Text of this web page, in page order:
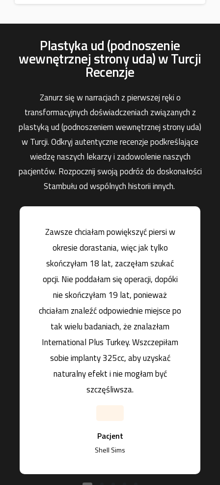
Plastyka ud (podnoszenie
wewnętrznej strony uda) w Turcji
Recenzje
Zanurz się w narracjach z pierwszej ręki o
transformacyjnych doświadczeniach związanych z
plastyką ud (podnoszeniem wewnętrznej strony uda)
w Turcji. Odkryj autentyczne recenzje podkreślające
wiedzę naszych lekarzy i zadowolenie naszych
pacjentów. Rozpocznij swoją podróż do doskonałości
Stambułu od wspólnych historii innych.
Zawsze chciałam powiększyć piersi w
okresie dorastania, więc jak tylko
skończyłam 18 lat, zaczęłam szukać
opcji. Nie poddałam się operacji, dopóki
nie skończyłam 19 lat, ponieważ
chciałam znaleźć odpowiednie miejsce po
tak wielu badaniach, że znalazłam
International Plus Turkey. Wszczepiłam
sobie implanty 325cc, aby uzyskać
naturalny efekt i nie mogłam być
szczęśliwsza.
Pacjent
Shell Sims